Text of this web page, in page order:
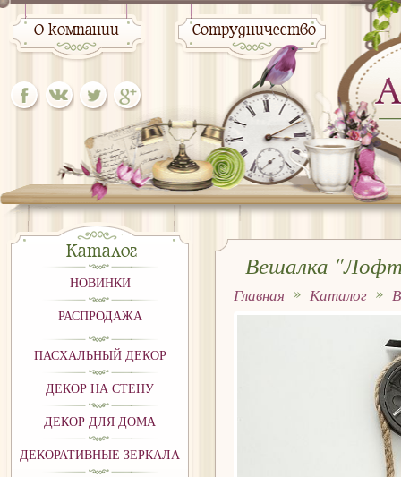
О компании Сотрудничество
Каталог
НОВИНКИ
РАСПРОДАЖА
ПАСХАЛЬНЫЙ ДЕКОР
ДЕКОР НА СТЕНУ
ДЕКОР ДЛЯ ДОМА
ДЕКОРАТИВНЫЕ ЗЕРКАЛА
Вешалка
Главная Каталог